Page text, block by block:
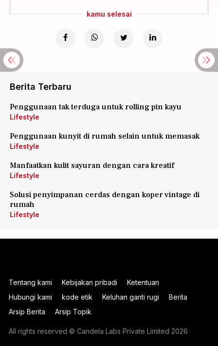
kamu selesai
Berita Terbaru
Penggunaan tak terduga untuk rolling pin kayu
Lifestyle
Penggunaan kunyit di rumah selain untuk memasak
Lifestyle
Manfaatkan kulit sayuran dengan cara kreatif
Lifestyle
Solusi penyimpanan cerdas dengan koper vintage di
rumah
Lifestyle
Tentang kami Kebijakan pribadi
Ketentuan
Hubungi kami
kode etik Keluhan ganti rugi
Berita
Arsip Berita
Arsip Topik
All rights reserved © Candela Labs Private Limited 2026